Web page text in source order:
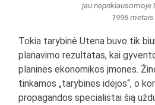
jau nepriklausomoje
1996 metais
Tokia tarybinė Utena buvo tik
planavimo rezultatas, kai
planinės ekonomikos įmones.
tinkamos „tarybinės idėjos“, o
propagandos specialistai šią